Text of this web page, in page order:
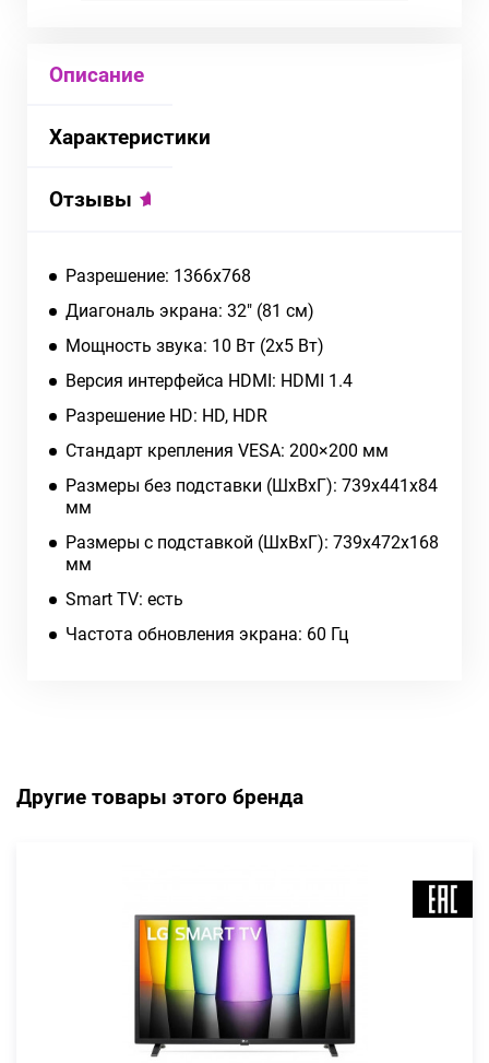
Описание
Характеристики
Отзывы
Разрешение: 1366x768
Диагональ экрана: 32" (81 см)
Мощность звука: 10 Вт (2х5 Вт)
Версия интерфейса HDMI: HDMI 1.4
Разрешение HD: HD, HDR
Стандарт крепления VESA: 200×200 мм
Размеры без подставки (ШxВxГ): 739x441x84
мм
Размеры с подставкой (ШxВxГ): 739x472x168
мм
Smart TV: есть
Частота обновления экрана: 60 Гц
Другие товары этого бренда